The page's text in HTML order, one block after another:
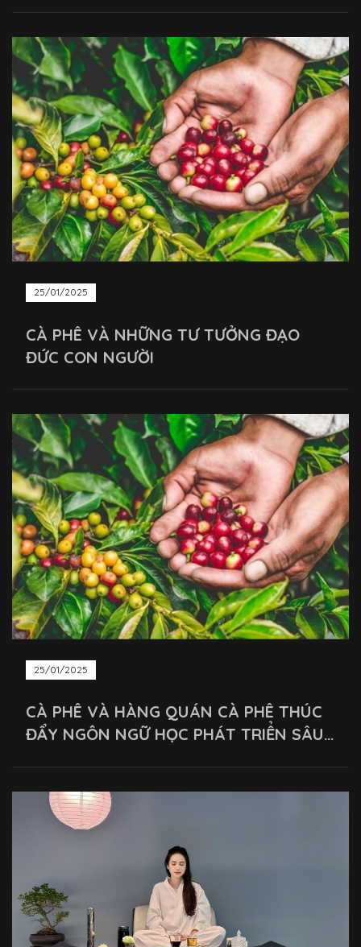
25/01/2025
CÀ PHÊ VÀ NHỮNG TƯ TƯỞNG ĐẠO
ĐỨC CON NGƯỜI
25/01/2025
CÀ PHÊ VÀ HÀNG QUÁN CÀ PHÊ THÚC
ĐẨY NGÔN NGỮ HỌC PHÁT TRIỂN SÂU